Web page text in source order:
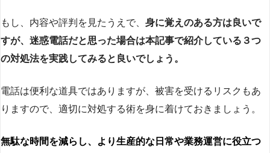
もし、内容や評判を見たうえで、 身に覚えのある方は良いで
すが、迷惑電話だと思った場合は本記事で紹介している３つ
の対処法を実践してみると良いでしょう。
電話は便利な道具ではありますが、被害を受けるリスクもあ
りますので、適切に対処する術を身に着けておきましょう。
無駄な時間を減らし、より生産的な日常や業務運営に役立つ